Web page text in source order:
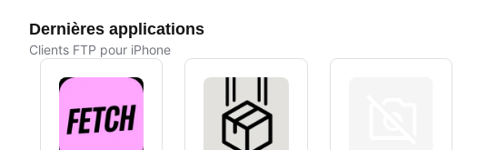
Dernières applications
Clients FTP pour iPhone